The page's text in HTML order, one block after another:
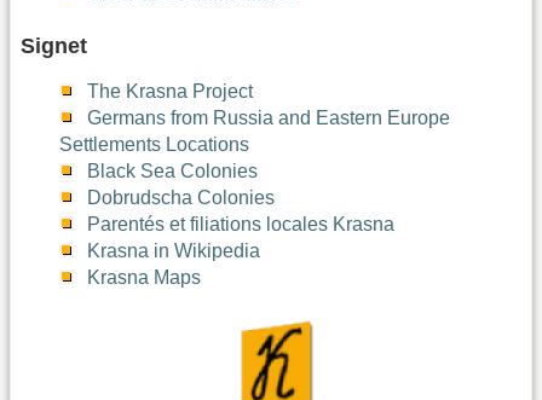
Signet
The Krasna Project
Germans from Russia and Eastern Europe
Settlements Locations
Black Sea Colonies
Dobrudscha Colonies
Parentés et filiations locales Krasna
Krasna in Wikipedia
Krasna Maps